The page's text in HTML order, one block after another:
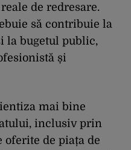
de redresare.
să contribuie la
la bugetul public,
și
mai bine
inclusiv prin
de piața de